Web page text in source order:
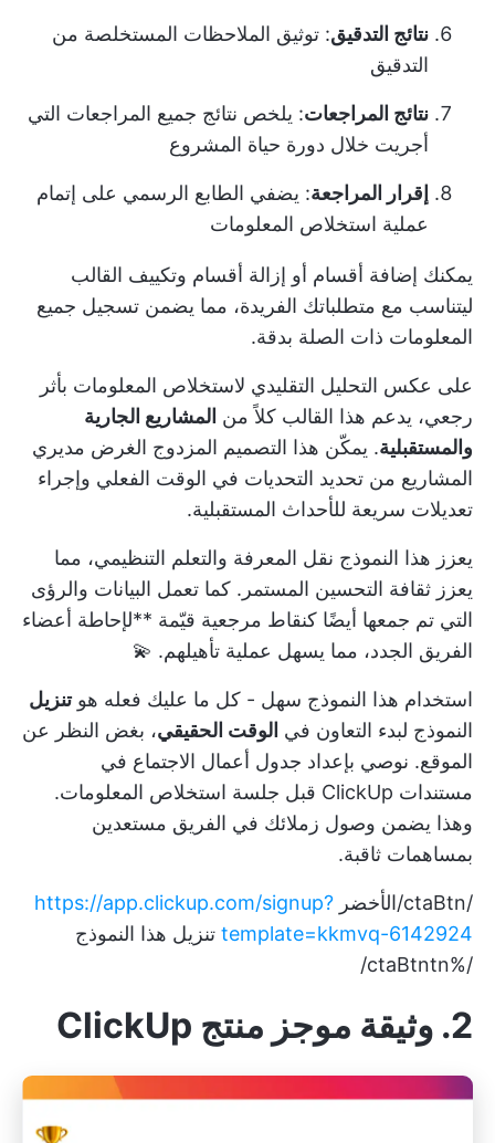
نتائج التدقيق: توثيق الملاحظات المستخلصة من
التدقيق
نتائج المراجعات: يلخص نتائج جميع المراجعات التي
أجريت خلال دورة حياة المشروع
إقرار المراجعة: يضفي الطابع الرسمي على إتمام
عملية استخلاص المعلومات
يمكنك إضافة أقسام أو إزالة أقسام وتكييف القالب
ليتناسب مع متطلباتك الفريدة، مما يضمن تسجيل جميع
المعلومات ذات الصلة بدقة.
على عكس التحليل التقليدي لاستخلاص المعلومات بأثر
رجعي، يدعم هذا القالب كلاً من المشاريع الجارية
والمستقبلية. يمكّن هذا التصميم المزدوج الغرض مديري
المشاريع من تحديد التحديات في الوقت الفعلي وإجراء
تعديلات سريعة للأحداث المستقبلية.
يعزز هذا النموذج نقل المعرفة والتعلم التنظيمي، مما
يعزز ثقافة التحسين المستمر. كما تعمل البيانات والرؤى
التي تم جمعها أيضًا كنقاط مرجعية قيّمة **لإحاطة أعضاء
الفريق الجدد، مما يسهل عملية تأهيلهم. 💫
استخدام هذا النموذج سهل - كل ما عليك فعله هوتنزيل
النموذج لبدء التعاون في الوقت الحقيقي، بغض النظر عن
الموقع. نوصي بإعداد جدول أعمال الاجتماع في
مستندات ClickUp
قبل جلسة استخلاص المعلومات.
وهذا يضمن وصول زملائك في الفريق مستعدين
بمساهمات ثاقبة.
/ctaBtn/الأخضر
https://app.clickup.com/signup?
template=kkmvq-6142924 تنزيل هذا النموذج
/%ctaBtntn/
2. وثيقة موجز منتج ClickUp